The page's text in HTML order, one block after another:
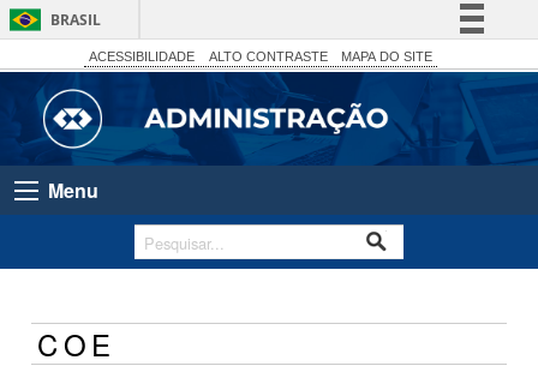
BRASIL
Simplifique!
Comunica BR
Participe
Acesso à informação
Canais
ACESSIBILIDADE ALTO CONTRASTE MAPA DO SITE
Menu
COE